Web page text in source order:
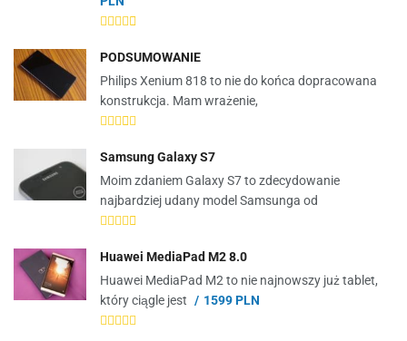
PODSUMOWANIE
Philips Xenium 818 to nie do końca dopracowana
konstrukcja. Mam wrażenie,
Samsung Galaxy S7
Moim zdaniem Galaxy S7 to zdecydowanie
najbardziej udany model Samsunga od
Huawei MediaPad M2 8.0
Huawei MediaPad M2 to nie najnowszy już tablet,
który ciągle jest
1599 PLN